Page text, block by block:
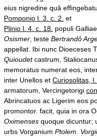
eius nigredine quâ
Pomponio l 3 c 2 et
Plinio l 4 c 18 populi Galliae
Osismer teste Bertrandô
appellat Ibi nunc Dioeceses
Quioudet castrum
memoratus numerat eos
inter Unellos et Curiosolitas l
armatorum Vercingetorigi
Abrincatuos ac Ligerim eos
promontor. facit quia in ora
Oximenses quoque dicuntur;
urbs Vorganium Ptolem